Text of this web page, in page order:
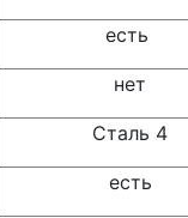
есть
нет
Сталь 4
есть